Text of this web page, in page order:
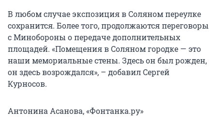
В любом случае экспозиция в Соляном переулке
сохранится. Более того, продолжаются переговоры
с Минобороны о передаче дополнительных
площадей. «Помещения в Соляном городке — это
наши мемориальные стены. Здесь он был рожден,
он здесь возрождался», – добавил Сергей
Курносов.
Антонина Асанова, «Фонтанка.ру»